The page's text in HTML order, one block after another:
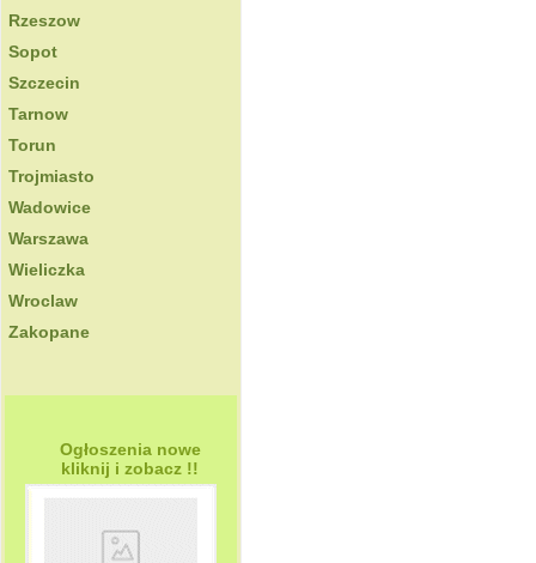
Rzeszow
Sopot
Szczecin
Tarnow
Torun
Trojmiasto
Wadowice
Warszawa
Wieliczka
Wroclaw
Zakopane
Ogłoszenia nowe
kliknij i zobacz !!